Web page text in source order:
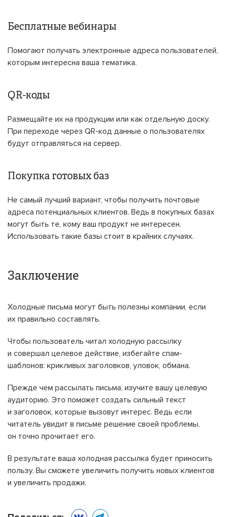
Бесплатные вебинары
Помогают получать электронные адреса пользователей,
которым интересна ваша тематика.
QR-коды
Размещайте их на продукции или как отдельную доску.
При переходе через QR-код данные о пользователях
будут отправляться на сервер.
Покупка готовых баз
Не самый лучший вариант, чтобы получить почтовые
адреса потенциальных клиентов. Ведь в покупных базах
могут быть те, кому ваш продукт не интересен.
Использовать такие базы стоит в крайних случаях.
Заключение
Холодные письма могут быть полезны компании, если
их правильно составлять.
Чтобы пользователь читал холодную рассылку
и совершал целевое действие, избегайте спам-
шаблонов: крикливых заголовков, уловок, обмана.
Прежде чем рассылать письма, изучите вашу целевую
аудиторию. Это поможет создать сильный текст
и заголовок, которые вызовут интерес. Ведь если
читатель увидит в письме решение своей проблемы,
он точно прочитает его.
В результате ваша холодная рассылка будет приносить
пользу. Вы сможете увеличить получить новых клиентов
и увеличить продажи.